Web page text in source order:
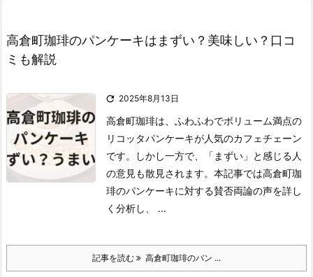
高倉町珈琲のパンケーキはまずい？美味しい？口コ
ミも解説
 2025年8月13日
高倉町珈琲は、ふわふわでボリューム満点の
リコッタパンケーキが人気のカフェチェーン
です。
しかし一方で、「まずい」と感じる人
の意見も散見されます。 本記事では高倉町珈
琲のパンケーキに対する賛否両論の声を詳し
く分析し、 ...
記事を読む 高倉町珈琲のパン ...